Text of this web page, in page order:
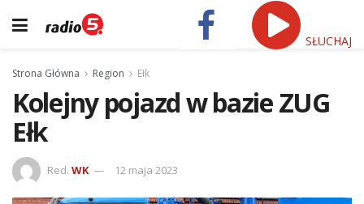
SŁUCHAJ
Strona Główna Region Ełk
Kolejny pojazd w bazie ZUG
Ełk
Red. WK 12 maja 2023